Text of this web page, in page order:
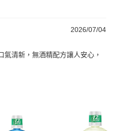
2026/07/04
清新，無酒精配方讓人安心，